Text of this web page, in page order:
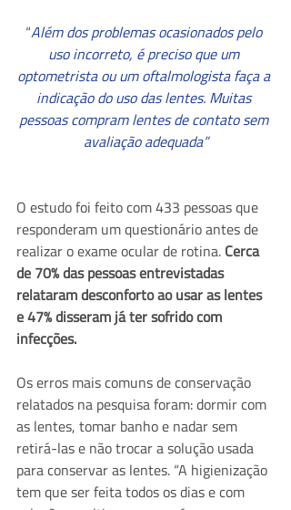
“Além dos problemas ocasionados pelo
uso incorreto, é preciso que um
optometrista ou um oftalmologista faça a
indicação do uso das lentes. Muitas
pessoas compram lentes de contato sem
avaliação adequada”
O estudo foi feito com 433 pessoas que
responderam um questionário antes de
realizar o exame ocular de rotina. Cerca
de 70% das pessoas entrevistadas
relataram desconforto ao usar as lentes
e 47% disseram já ter sofrido com
infecções.
Os erros mais comuns de conservação
relatados na pesquisa foram: dormir com
as lentes, tomar banho e nadar sem
retirá-las e não trocar a solução usada
para conservar as lentes. “A higienização
tem que ser feita todos os dias e com